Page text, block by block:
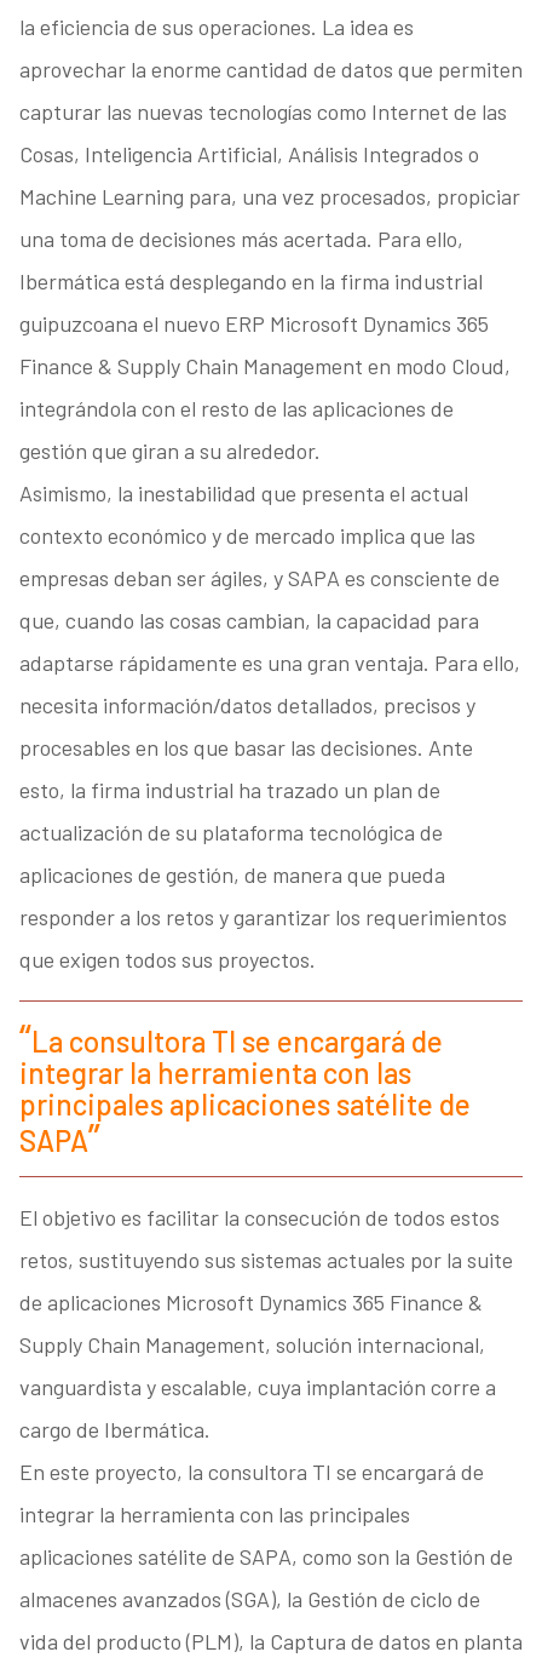
la eficiencia de sus operaciones. La idea es
aprovechar la enorme cantidad de datos que permiten
capturar las nuevas tecnologías como Internet de las
Cosas, Inteligencia Artificial, Análisis Integrados o
Machine Learning para, una vez procesados, propiciar
una toma de decisiones más acertada. Para ello,
Ibermática está desplegando en la firma industrial
guipuzcoana el nuevo ERP Microsoft Dynamics 365
Finance & Supply Chain Management en modo Cloud,
integrándola con el resto de las aplicaciones de
gestión que giran a su alrededor.
Asimismo, la inestabilidad que presenta el actual
contexto económico y de mercado implica que las
empresas deban ser ágiles, y SAPA es consciente de
que, cuando las cosas cambian, la capacidad para
adaptarse rápidamente es una gran ventaja. Para ello,
necesita información/datos detallados, precisos y
procesables en los que basar las decisiones. Ante
esto, la firma industrial ha trazado un plan de
actualización de su plataforma tecnológica de
aplicaciones de gestión, de manera que pueda
responder a los retos y garantizar los requerimientos
que exigen todos sus proyectos.
La consultora TI se encargará de
integrar la herramienta con las
principales aplicaciones satélite de
SAPA
El objetivo es facilitar la consecución de todos estos
retos, sustituyendo sus sistemas actuales por la suite
de aplicaciones Microsoft Dynamics 365 Finance &
Supply Chain Management, solución internacional,
vanguardista y escalable, cuya implantación corre a
cargo de Ibermática.
En este proyecto, la consultora TI se encargará de
integrar la herramienta con las principales
aplicaciones satélite de SAPA, como son la Gestión de
almacenes avanzados (SGA), la Gestión de ciclo de
vida del producto (PLM), la Captura de datos en planta